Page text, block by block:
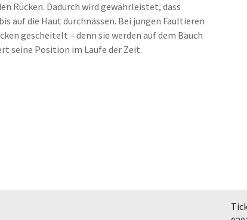
Rücken. Dadurch wird gewährleistet, dass
auf die Haut durchnässen. Bei jungen Faultieren
gescheitelt – denn sie werden auf dem Bauch
seine Position im Laufe der Zeit.